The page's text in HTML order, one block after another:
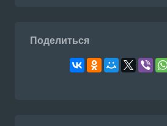
Поделиться